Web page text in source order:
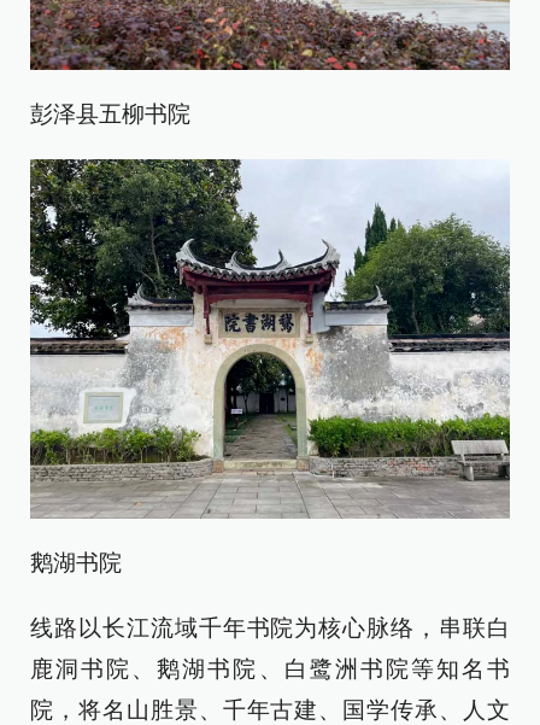
彭泽县五柳书院
鹅湖书院
线路以长江流域千年书院为核心脉络，串联白
鹿洞书院、鹅湖书院、白鹭洲书院等知名书
院，将名山胜景、千年古建、国学传承、人文